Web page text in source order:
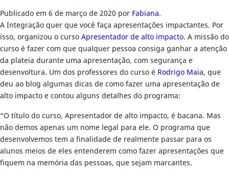
Publicado em 6 de março de 2020 por Fabiana.
A Integração quer que você faça apresentações impactantes. Por
isso, organizou o cursoApresentador de alto impacto. A missão do
curso é fazer com que qualquer pessoa consiga ganhar a atenção
da plateia durante uma apresentação, com segurança e
desenvoltura. Um dos professores do curso é Rodrigo Maia, que
deu ao blog algumas dicas de como fazer uma apresentação de
alto impacto e contou alguns detalhes do programa:
“O título do curso, Apresentador de alto impacto, é bacana. Mas
não demos apenas um nome legal para ele. O programa que
desenvolvemos tem a finalidade de realmente passar para os
alunos meios de eles entenderem como fazer apresentações que
fiquem na memória das pessoas, que sejam marcantes.